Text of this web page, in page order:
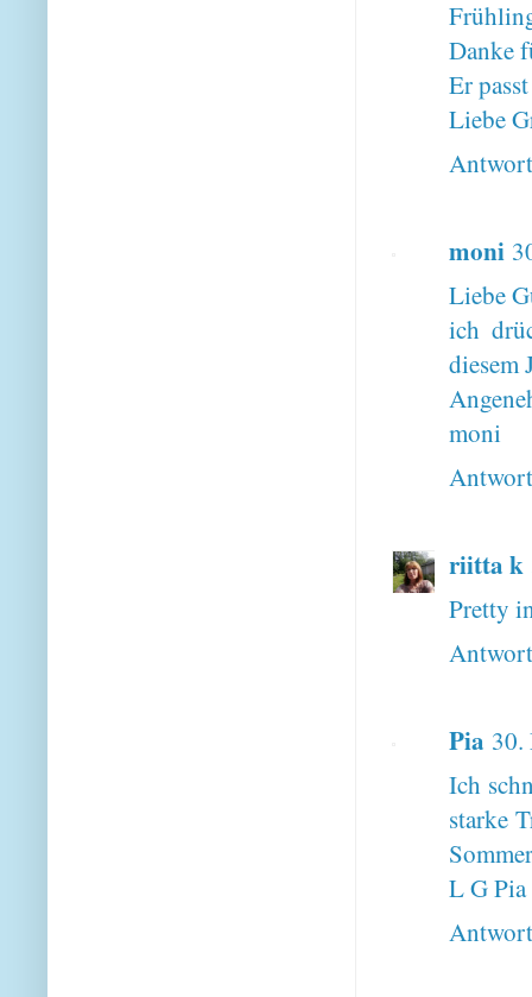
Danke
Er
Liebe
moni
Liebe
ich
diesem
moni
riitta k
Pretty
Pia 30.
Ich
starke
L G Pia